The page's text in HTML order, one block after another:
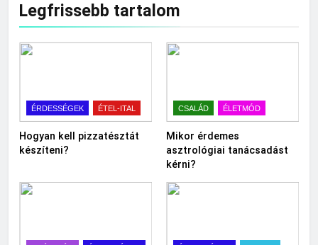
Legfrissebb tartalom
ÉRDESSÉGEK ÉTEL-ITAL
Hogyan kell pizzatésztát
készíteni?
CSALÁD ÉLETMÓD
Mikor érdemes
asztrológiai tanácsadást
kérni?